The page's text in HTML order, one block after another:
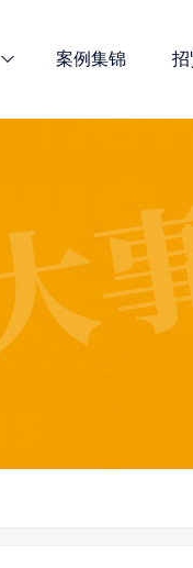
案例集锦 招
有一款适
方案